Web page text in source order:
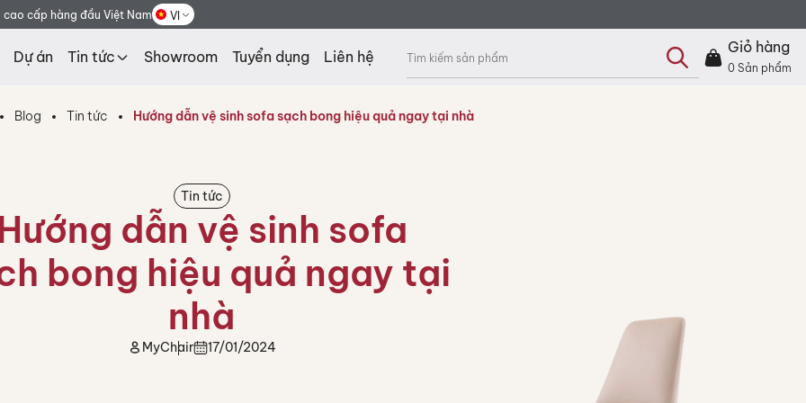
cấp hàng đầu Việt Nam VI
Dự án Tin tức Showroom Tuyển dụng Liên hệ
kiếm
phẩm
Giỏ hàng
0 Sản phẩm
Blog Tin tức Hướng dẫn vệ sinh sofa sạch bong hiệu quả ngay tại nhà
Tin tức
dẫn vệ sinh sofa
bong hiệu quả ngay tại
nhà
MyChair 17/01/2024